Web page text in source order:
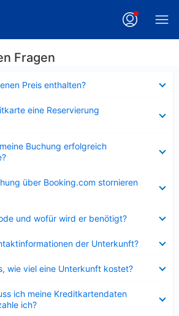
Fragen
Preis enthalten?
eine Reservierung
Buchung erfolgreich
über Booking.com stornieren
und wofür wird er benötigt?
der Unterkunft?
wie viel eine Unterkunft kostet?
ich meine Kreditkartendaten
ich?